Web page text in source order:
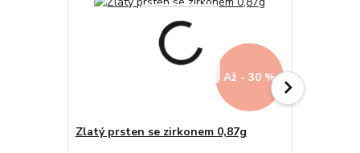
Až - 30 %
Zlatý prsten se zirkonem 0,87g